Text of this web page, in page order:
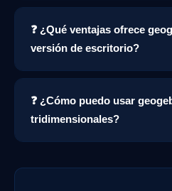
❓ ¿Qué ventajas ofrece
versión de escritorio?
❓ ¿Cómo puedo usar
tridimensionales?